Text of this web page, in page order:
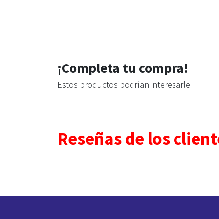
¡Completa tu compra!
Estos productos podrían interesarle
Reseñas de los